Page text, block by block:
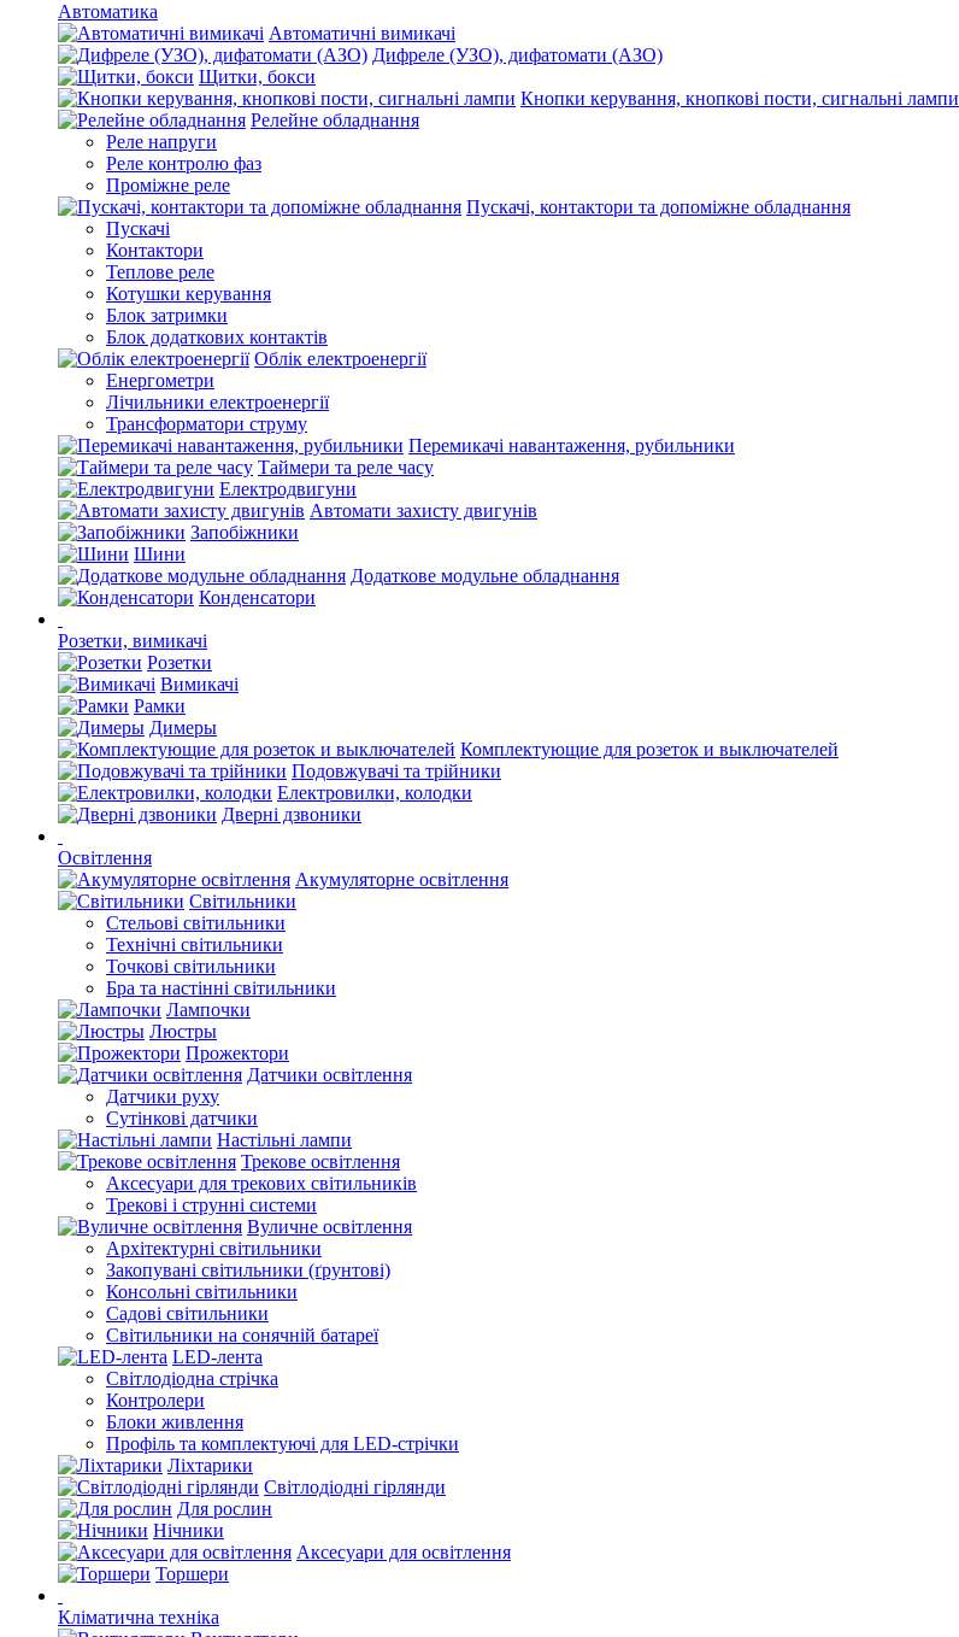
Автоматика
Автоматичні вимикачі
Дифреле (УЗО), дифатомати (АЗО)
Щитки, бокси
Кнопки керування, кнопкові пости, сигнальні лампи
Релейне обладнання
Реле напруги
Реле контролю фаз
Проміжне реле
Пускачі, контактори та допоміжне обладнання
Пускачі
Контактори
Теплове реле
Котушки керування
Блок затримки
Блок додаткових контактів
Облік електроенергії
Енергометри
Лічильники електроенергії
Трансформатори струму
Перемикачі навантаження, рубильники
Таймери та реле часу
Електродвигуни
Автомати захисту двигунів
Запобіжники
Шини
Додаткове модульне обладнання
Конденсатори
Розетки, вимикачі
Розетки
Вимикачі
Рамки
Димеры
Комплектующие для розеток и выключателей
Подовжувачі та трійники
Електровилки, колодки
Дверні дзвоники
Освітлення
Акумуляторне освітлення
Світильники
Стельові світильники
Технічні світильники
Точкові світильники
Бра та настінні світильники
Лампочки
Люстры
Прожектори
Датчики освітлення
Датчики руху
Сутінкові датчики
Настільні лампи
Трекове освітлення
Аксесуари для трекових світильників
Трекові і струнні системи
Вуличне освітлення
Архітектурні світильники
Закопувані світильники (ґрунтові)
Консольні світильники
Садові світильники
Світильники на сонячній батареї
LED-лента
Світлодіодна стрічка
Контролери
Блоки живлення
Профіль та комплектуючі для LED-стрічки
Ліхтарики
Світлодіодні гірлянди
Для рослин
Нічники
Аксесуари для освітлення
Торшери
Кліматична техніка